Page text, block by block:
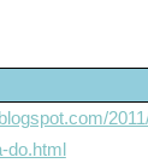
do.html